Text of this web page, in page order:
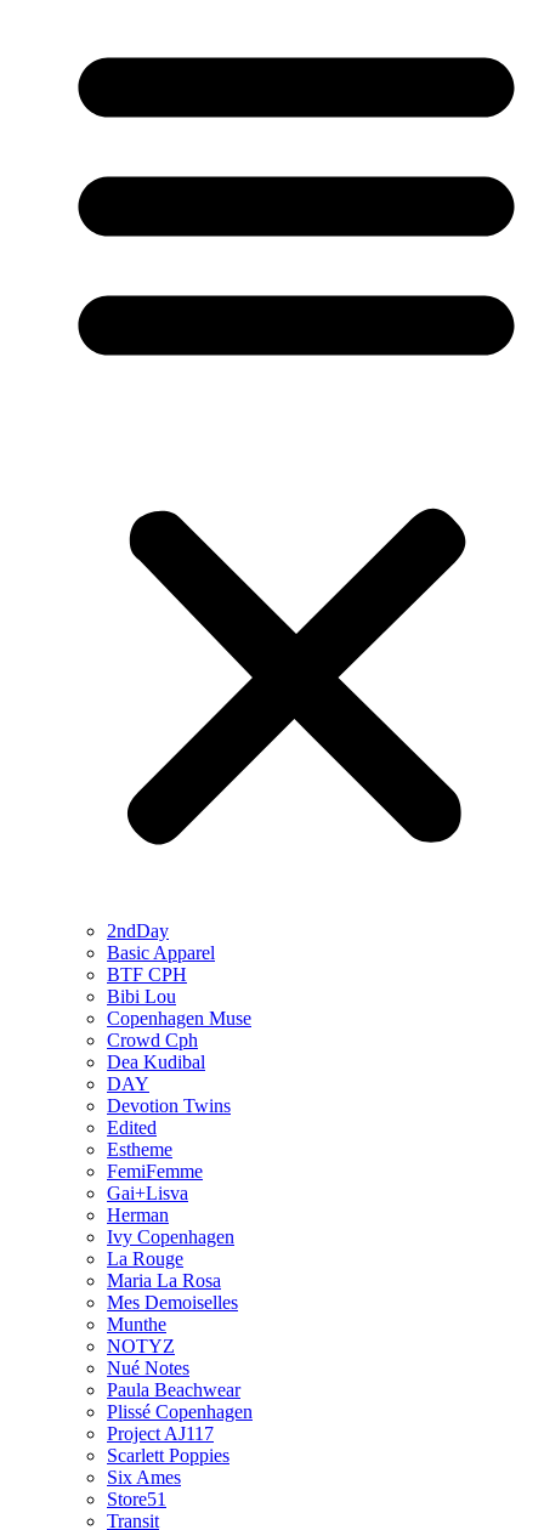
2ndDay
Basic Apparel
BTF CPH
Bibi Lou
Copenhagen Muse
Crowd Cph
Dea Kudibal
DAY
Devotion Twins
Edited
Estheme
FemiFemme
Gai+Lisva
Herman
Ivy Copenhagen
La Rouge
Maria La Rosa
Mes Demoiselles
Munthe
NOTYZ
Nué Notes
Paula Beachwear
Plissé Copenhagen
Project AJ117
Scarlett Poppies
Six Ames
Store51
Transit